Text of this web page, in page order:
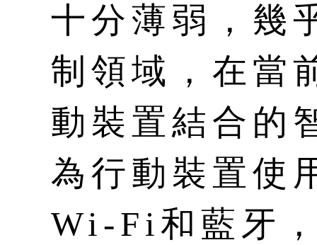
十分薄弱，幾
制領域，在當
動裝置結合的
為行動裝置使
Wi-Fi和藍牙